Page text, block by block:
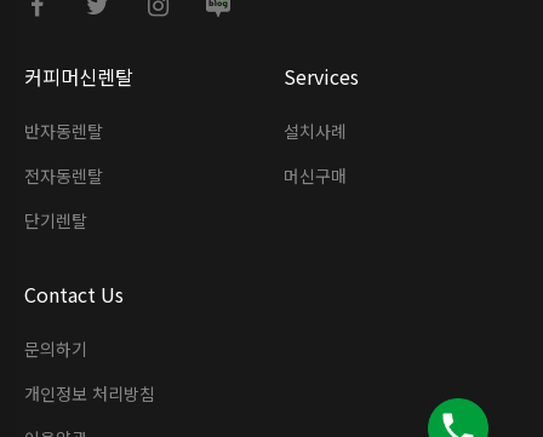
커피머신렌탈
반자동렌탈
전자동렌탈
단기렌탈
Services
설치사례
머신구매
Contact Us
문의하기
개인정보 처리방침